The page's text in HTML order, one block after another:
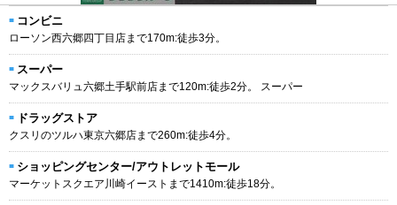
コンビニ
ローソン西六郷四丁目店まで170m:徒歩3分。
スーパー
マックスバリュ六郷土手駅前店まで120m:徒歩2分。 スーパー
ドラッグストア
クスリのツルハ東京六郷店まで260m:徒歩4分。
ショッピングセンター/アウトレットモール
マーケットスクエア川崎イーストまで1410m:徒歩18分。